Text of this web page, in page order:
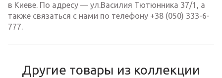
в Киеве. По адресу — ул.Василия Тютюнника 37/1, а
также связаться с нами по телефону +38 (050) 333-6-
777.
Другие товары из коллекции